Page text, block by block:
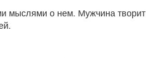
мыслями о нем. Мужчина творит